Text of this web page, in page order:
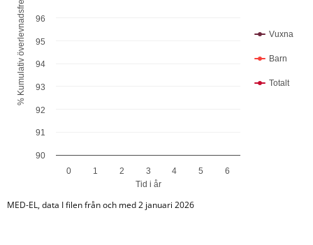
Tid i år
% Kumulativ överlevnadsfrekvens Vuxna
Barn
Totalt
0 1 2 3 4 5 6
90
91
92
93
94
95
96
End of interactive chart.
MED-EL, data I filen från och med 2 januari 2026